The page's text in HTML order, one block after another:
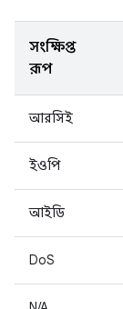
সংক্ষিপ্ত
রূপ
আরসিই
ইওপি
আইডি
DoS